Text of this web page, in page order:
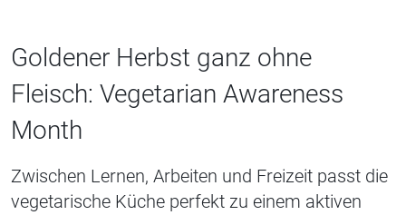
Goldener Herbst ganz ohne
Fleisch: Vegetarian Awareness
Month
Zwischen Lernen, Arbeiten und Freizeit passt die
vegetarische Küche perfekt zu einem aktiven